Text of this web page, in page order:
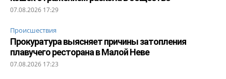
07.08.2026 17:29
Происшествия
Прокуратура выясняет причины затопления
плавучего ресторана в Малой Неве
07.08.2026 17:23